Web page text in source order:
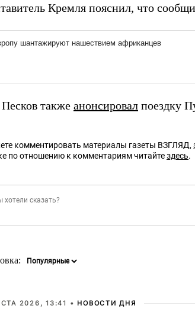
Кремля пояснил, что
также анонсировал поездку
комментировать материалы газеты ВЗГЛЯД,
по отношению к комментариям читайтездесь.
2026, 13:41 • НОВОСТИ ДНЯ